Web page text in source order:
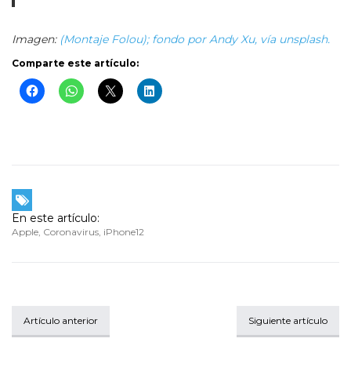
Imagen: (Montaje Folou); fondo por Andy Xu, vía unsplash.
Comparte este artículo:
En este artículo:
Apple Coronavirus iPhone12
Artículo anterior Siguiente artículo